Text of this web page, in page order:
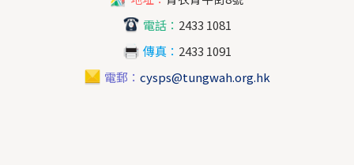
電話： 2433 1081
傳真： 2433 1091
電郵： cysps@tungwah.org.hk